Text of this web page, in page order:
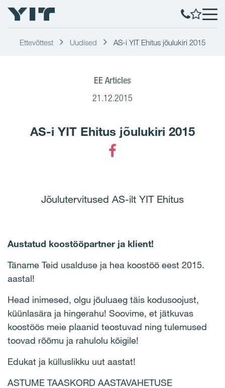
Ettevõttest Uudised AS-i YIT Ehitus jõulukiri 2015
EE Articles
21.12.2015
AS-i YIT Ehitus jõulukiri 2015
Jõulutervitused AS-ilt YIT Ehitus
Austatud koostööpartner ja klient!
Täname Teid usalduse ja hea koostöö eest 2015.
aastal!
Head inimesed, olgu jõuluaeg täis kodusoojust,
küünlasära ja hingerahu! Soovime, et jätkuvas
koostöös meie plaanid teostuvad ning tulemused
toovad rõõmu ja rahulolu kõigile!
Edukat ja külluslikku uut aastat!
ASTUME TAASKORD AASTAVAHETUSE